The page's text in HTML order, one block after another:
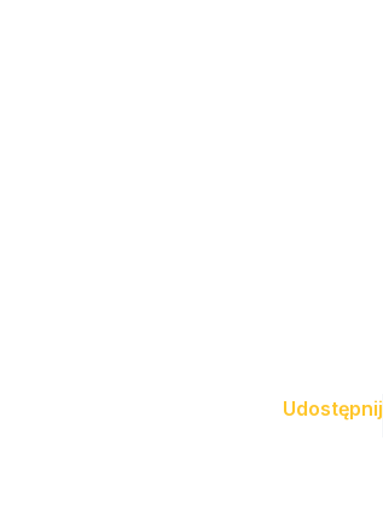
Udostępnij